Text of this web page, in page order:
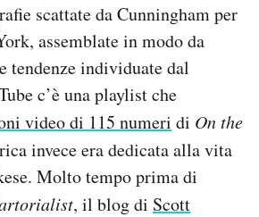
scattate da Cunningham per
assemblate in modo da
tendenze individuate dal
c’è una playlist che
video di 115 numeri di On the
invece era dedicata alla vita
Molto tempo prima di
, il blog di Scott